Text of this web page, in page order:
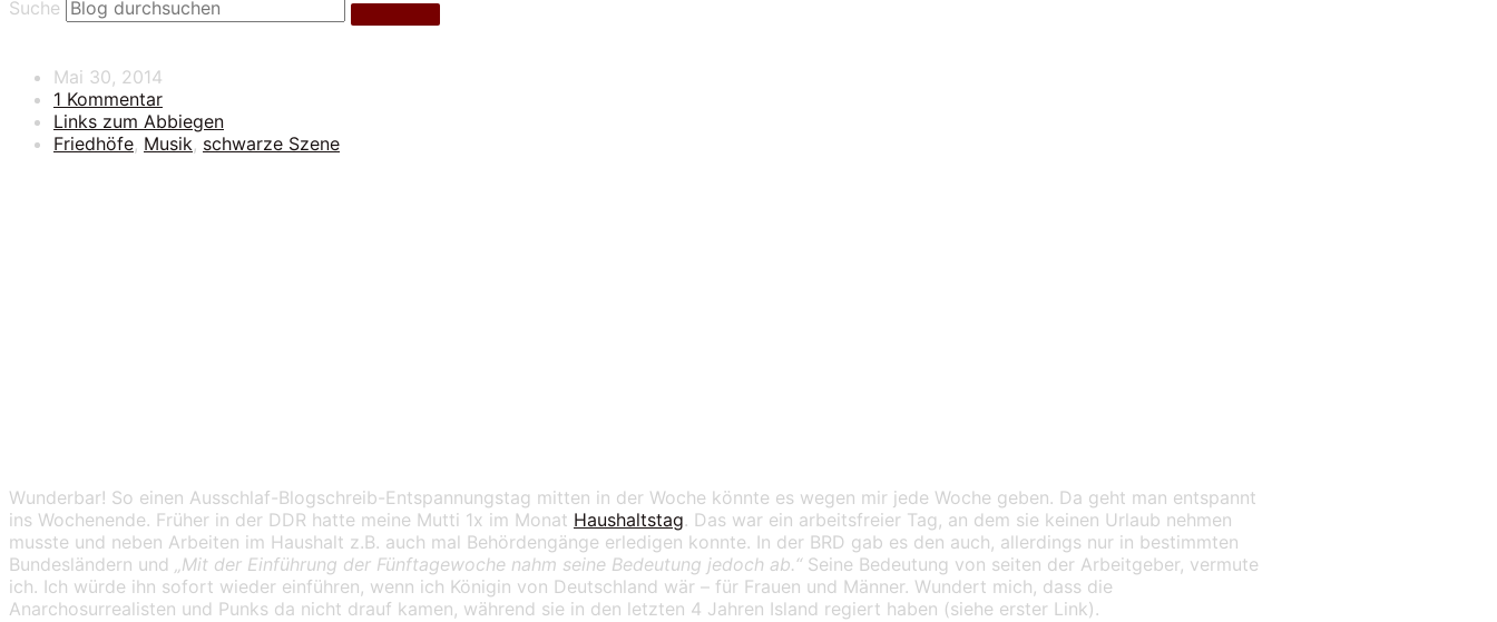
Suche
Mai 30, 2014
1 Kommentar
Links zum Abbiegen
Friedhöfe, Musik, schwarze Szene
Wunderbar! So einen Ausschlaf-Blogschreib-Entspannungstag mitten in der Woche könnte es wegen mir jede Woche geben. Da geht man entspannt
ins Wochenende. Früher in der DDR hatte meine Mutti 1x im Monat Haushaltstag. Das war ein arbeitsfreier Tag, an dem sie keinen Urlaub nehmen
musste und neben Arbeiten im Haushalt z.B. auch mal Behördengänge erledigen konnte. In der BRD gab es den auch, allerdings nur in bestimmten
Bundesländern und „Mit der Einführung der Fünftagewoche nahm seine Bedeutung jedoch ab.“ Seine Bedeutung von seiten der Arbeitgeber, vermute
ich. Ich würde ihn sofort wieder einführen, wenn ich Königin von Deutschland wär – für Frauen und Männer. Wundert mich, dass die
Anarchosurrealisten und Punks da nicht drauf kamen, während sie in den letzten 4 Jahren Island regiert haben (siehe erster Link).